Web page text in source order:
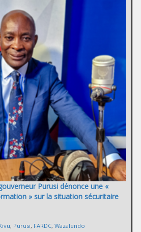
Purusi dénonce une «
» sur la situation sécuritaire
, Purusi, FARDC, Wazalendo